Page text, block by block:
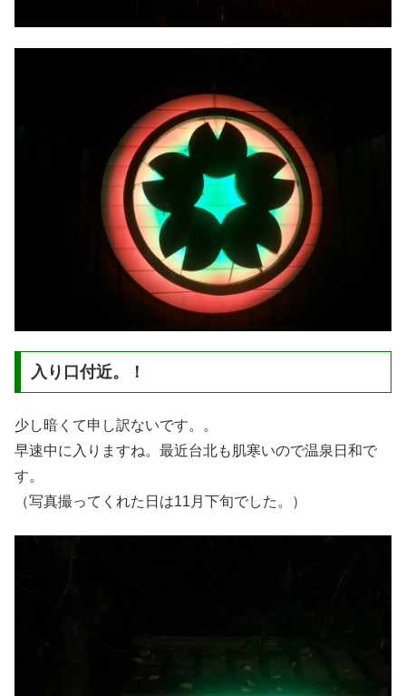
入り口付近。！
少し暗くて申し訳ないです。。
早速中に入りますね。最近台北も肌寒いので温泉日和で
す。
（写真撮ってくれた日は11月下旬でした。）